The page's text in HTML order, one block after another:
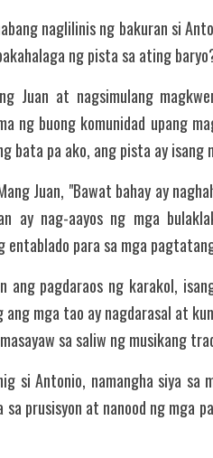
naglilinis ng bakuran si
ng pista sa ating
Juan at nagsimulang
ng buong komunidad upang
bata pa ako, ang pista ay isang
Juan, "Bawat bahay ay
ay nag-aayos ng mga
entablado para sa mga
ang pagdaraos ng karakol,
ang mga tao ay nagdarasal at
sa saliw ng musikang
si Antonio, namangha siya
sa prusisyon at nanood ng mga